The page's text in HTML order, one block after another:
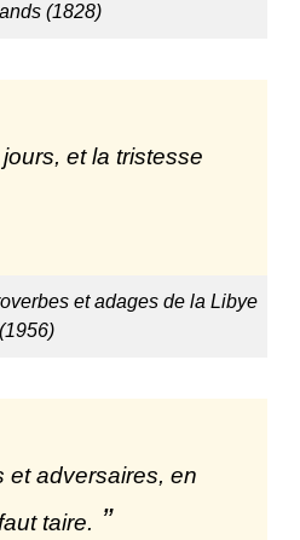
(1828)
et la tristesse
et adages de la Libye
(1956)
et adversaires, en
taire.